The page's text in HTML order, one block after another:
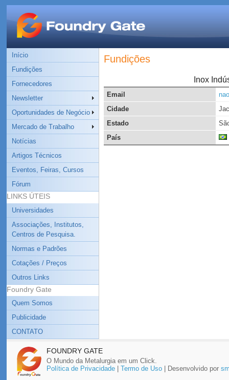
Início
Fundições
Fornecedores
Newsletter
Oportunidades de Negócio
Mercado de Trabalho
Notícias
Artigos Técnicos
Eventos, Feiras, Cursos
Fórum
LINKS ÚTEIS
Universidades
Associações, Institutos,
Centros de Pesquisa.
Normas e Padrões
Cotações / Preços
Outros Links
Foundry Gate
Quem Somos
Publicidade
CONTATO
Fundições
Inox
Email
Cidade
Estado
País
FOUNDRY GATE
O Mundo da Metalurgia em um Click.
Política de Privacidade| Termo de Uso| Desenvolvido por